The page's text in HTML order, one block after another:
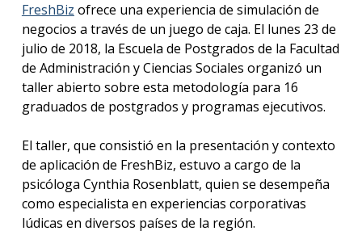
Blog
FreshBiz ofrece una experiencia de simulación de
negocios a través de un juego de caja. El lunes 23 de
julio de 2018, la Escuela de Postgrados de la Facultad
de Administración y Ciencias Sociales organizó un
taller abierto sobre esta metodología para 16
graduados de postgrados y programas ejecutivos.
El taller, que consistió en la presentación y contexto
de aplicación de FreshBiz, estuvo a cargo de la
psicóloga Cynthia Rosenblatt, quien se desempeña
como especialista en experiencias corporativas
lúdicas en diversos países de la región.